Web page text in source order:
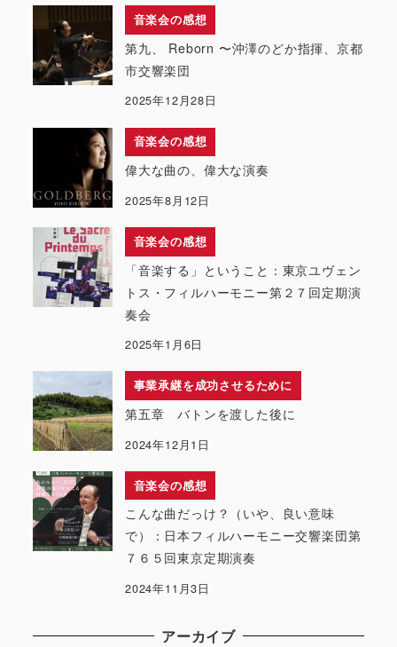
音楽会の感想
第九、 Reborn 〜沖澤のどか指揮、京都
市交響楽団
2025年12月28日
音楽会の感想
偉大な曲の、偉大な演奏
2025年8月12日
音楽会の感想
「音楽する」ということ：東京ユヴェン
トス・フィルハーモニー第２７回定期演
奏会
2025年1月6日
事業承継を成功させるために
第五章 バトンを渡した後に
2024年12月1日
音楽会の感想
こんな曲だっけ？（いや、良い意味
で）：日本フィルハーモニー交響楽団第
７６５回東京定期演奏
2024年11月3日
アーカイブ